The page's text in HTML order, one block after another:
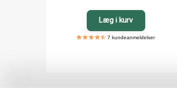
Læg i kurv
7 kundeanmeldelser